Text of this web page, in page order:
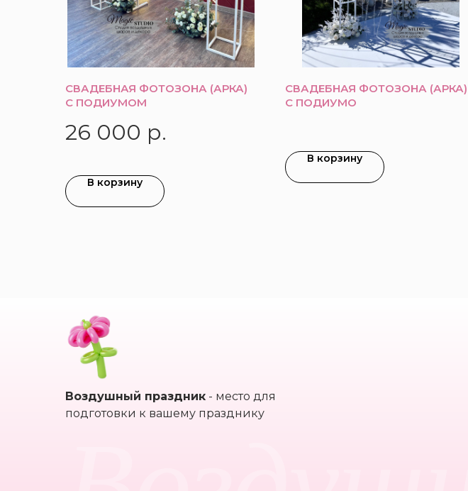
СВАДЕБНАЯ ФОТОЗОНА (АРКА)
С ПОДИУМОМ
26 000 р.
В корзину
СВАДЕБНАЯ ФОТОЗОНА (АРКА)
С ПОДИУМО
В корзину
Воздушный праздник - место для
подготовки к вашему празднику